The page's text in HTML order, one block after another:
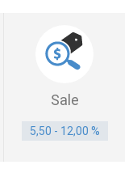
Sale
5,50 - 12,00 %